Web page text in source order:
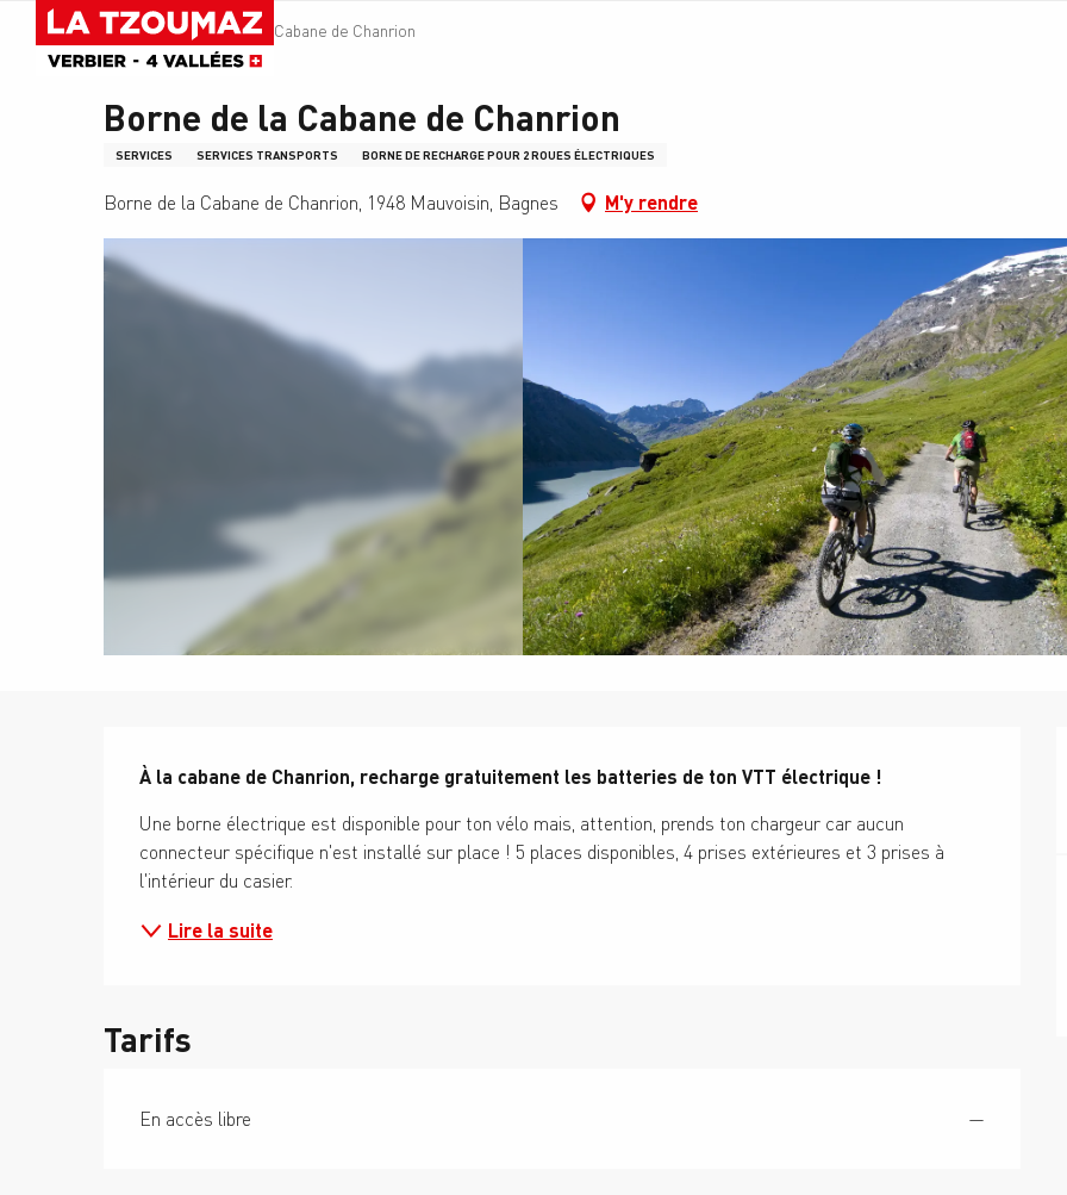
contenu
Accueil Borne de la Cabane de Chanrion
Borne de la Cabane de Chanrion
SERVICES SERVICES TRANSPORTS BORNE DE RECHARGE POUR 2 ROUES ÉLECTRIQUES
Borne de la Cabane de Chanrion, 1948 Mauvoisin, Bagnes M'y rendre
À la cabane de Chanrion, recharge gratuitement les batteries de ton VTT électrique !
Une borne électrique est disponible pour ton vélo mais, attention, prends ton chargeur car aucun
connecteur spécifique n'est installé sur place ! 5 places disponibles, 4 prises extérieures et 3 prises à
l'intérieur du casier.
Lire la suite
Tarifs
En accès libre —